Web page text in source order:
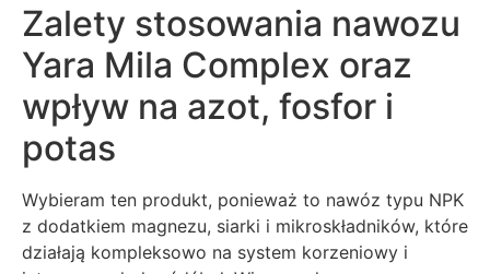
Zalety stosowania nawozu
Yara Mila Complex oraz
wpływ na azot, fosfor i
potas
Wybieram ten produkt, ponieważ to nawóz typu NPK
z dodatkiem magnezu, siarki i mikroskładników, które
działają kompleksowo na system korzeniowy i